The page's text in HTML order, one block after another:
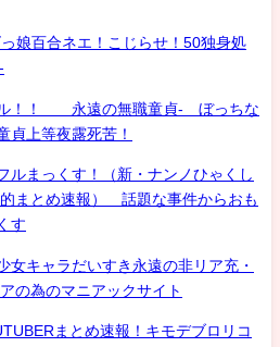
娘百合ネエ！こじらせ！50独身処
ル！！ 永遠の無職童貞- ぼっちな
貞上等夜露死苦！
ルまっくす！（新・ナンノひゃくし
まとめ速報） 話題な事件からおも
す
女キャラだいすき永遠の非リア充・
の為のマニアックサイト
まとめ速報！キモデブロリコ